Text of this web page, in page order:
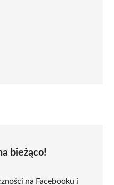
bieżąco!
na Facebooku i